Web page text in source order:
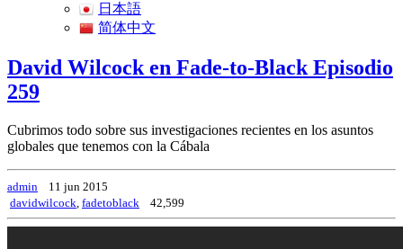
日本語
简体中文
David Wilcock en Fade-to-Black Episodio
259
Cubrimos todo sobre sus investigaciones recientes en los asuntos
globales que tenemos con la Cábala
admin
11 jun 2015
davidwilcock fadetoblack 42,599